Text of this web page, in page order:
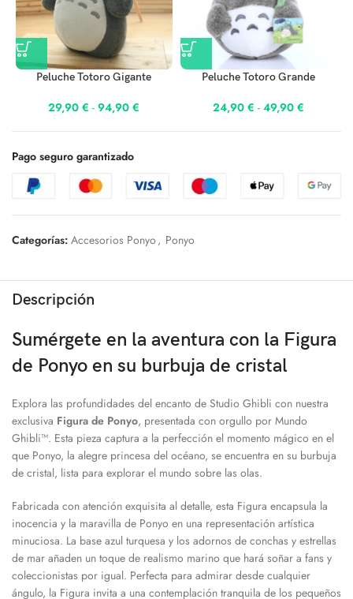
Peluche Totoro Gigante
29,90€ - 94,90€
Peluche Totoro Grande
24,90€ - 49,90€
Pago seguro garantizado
Categorías: Accesorios Ponyo , Ponyo
Descripción
Sumérgete en la aventura con la Figura
de Ponyo en su burbuja de cristal
Explora las profundidades del encanto de Studio Ghibli con nuestra
exclusiva Figura de Ponyo, presentada con orgullo por Mundo
Ghibli™. Esta pieza captura a la perfección el momento mágico en el
que Ponyo, la alegre princesa del océano, se encuentra en su burbuja
de cristal, lista para explorar el mundo sobre las olas.
Fabricada con atención exquisita al detalle, esta Figura encapsula la
inocencia y la maravilla de Ponyo en una representación artística
minuciosa. La base azul turquesa y los adornos de conchas y estrellas
de mar añaden un toque de realismo marino que hará soñar a fans y
coleccionistas por igual. Perfecta para admirar desde cualquier
ángulo, la Figura invita a una contemplación tranquila de los pequeños